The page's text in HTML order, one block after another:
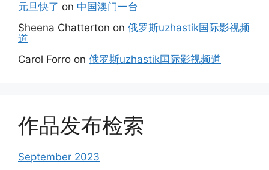
元旦快了 on 中国澳门一台
Sheena Chatterton on 俄罗斯uzhastik国际影视频
道
Carol Forro on 俄罗斯uzhastik国际影视频道
作品发布检索
September 2023